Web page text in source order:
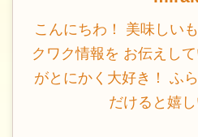
こんにちわ！ 美味しい
クワク情報を お伝えし
がとにかく大好き！ ふ
だけると嬉し